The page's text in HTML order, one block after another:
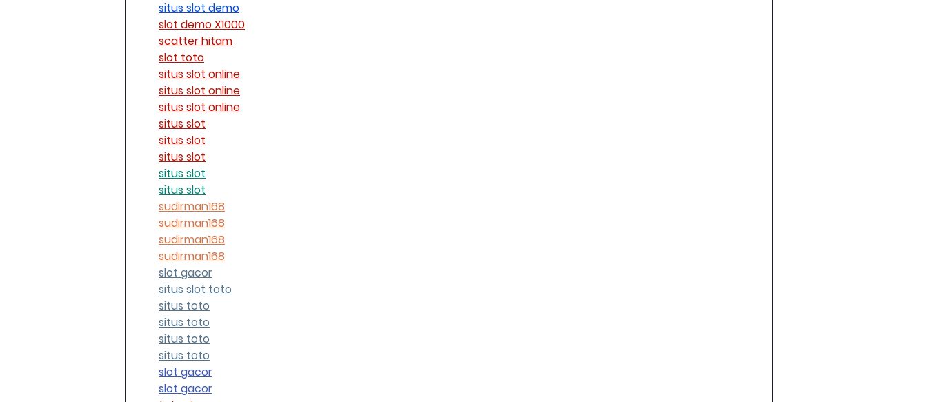
situs slot demo
slot demo X1000
scatter hitam
slot toto
situs slot online
situs slot online
situs slot online
situs slot
situs slot
situs slot
situs slot
situs slot
sudirman168
sudirman168
sudirman168
sudirman168
slot gacor
situs slot toto
situs toto
situs toto
situs toto
situs toto
slot gacor
slot gacor